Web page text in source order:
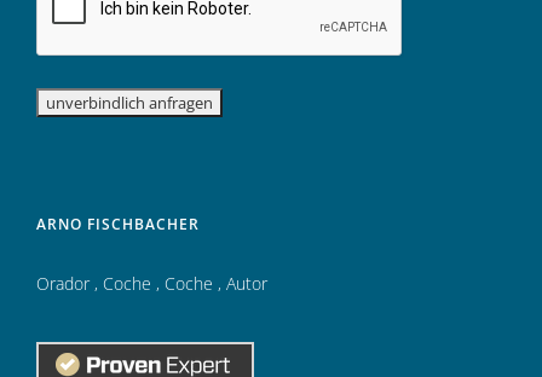
ARNO FISCHBACHER
Orador , Coche , Coche , Autor